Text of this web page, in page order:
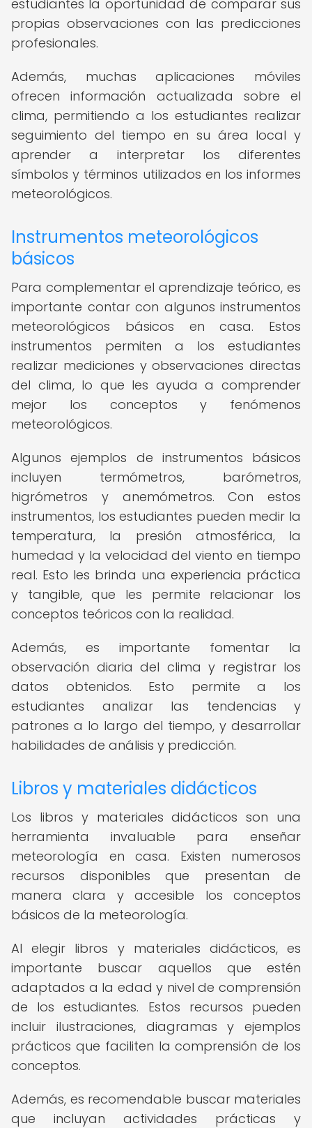
estudiantes la oportunidad de comparar sus
propias observaciones con las predicciones
profesionales.
Además, muchas aplicaciones móviles
ofrecen información actualizada sobre el
clima, permitiendo a los estudiantes realizar
seguimiento del tiempo en su área local y
aprender a interpretar los diferentes
símbolos y términos utilizados en los informes
meteorológicos.
Instrumentos meteorológicos
básicos
Para complementar el aprendizaje teórico, es
importante contar con algunos instrumentos
meteorológicos básicos en casa. Estos
instrumentos permiten a los estudiantes
realizar mediciones y observaciones directas
del clima, lo que les ayuda a comprender
mejor los conceptos y fenómenos
meteorológicos.
Algunos ejemplos de instrumentos básicos
incluyen termómetros, barómetros,
higrómetros y anemómetros. Con estos
instrumentos, los estudiantes pueden medir la
temperatura, la presión atmosférica, la
humedad y la velocidad del viento en tiempo
real. Esto les brinda una experiencia práctica
y tangible, que les permite relacionar los
conceptos teóricos con la realidad.
Además, es importante fomentar la
observación diaria del clima y registrar los
datos obtenidos. Esto permite a los
estudiantes analizar las tendencias y
patrones a lo largo del tiempo, y desarrollar
habilidades de análisis y predicción.
Libros y materiales didácticos
Los libros y materiales didácticos son una
herramienta invaluable para enseñar
meteorología en casa. Existen numerosos
recursos disponibles que presentan de
manera clara y accesible los conceptos
básicos de la meteorología.
Al elegir libros y materiales didácticos, es
importante buscar aquellos que estén
adaptados a la edad y nivel de comprensión
de los estudiantes. Estos recursos pueden
incluir ilustraciones, diagramas y ejemplos
prácticos que faciliten la comprensión de los
conceptos.
Además, es recomendable buscar materiales
que incluyan actividades prácticas y